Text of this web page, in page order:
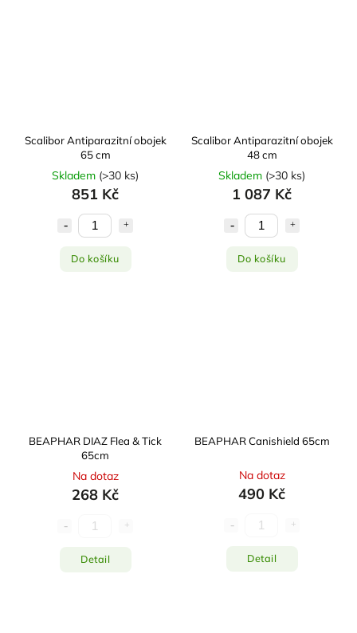
Scalibor Antiparazitní obojek
65 cm
Skladem (>30 ks)
851 Kč
Do košíku
Scalibor Antiparazitní obojek
48 cm
Skladem (>30 ks)
1 087 Kč
Do košíku
BEAPHAR DIAZ Flea & Tick
65cm
Na dotaz
268 Kč
Detail
BEAPHAR Canishield 65cm
Na dotaz
490 Kč
Detail